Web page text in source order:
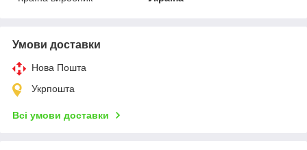
Умови доставки
Нова Пошта
Укрпошта
Всі умови доставки